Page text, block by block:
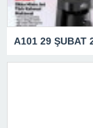
A101 29 ŞUBAT